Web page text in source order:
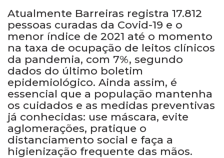
Atualmente Barreiras registra 17.812
pessoas curadas da Covid-19 e o
menor índice de 2021 até o momento
na taxa de ocupação de leitos clínicos
da pandemia, com 7%, segundo
dados do último boletim
epidemiológico. Ainda assim, é
essencial que a população mantenha
os cuidados e as medidas preventivas
já conhecidas: use máscara, evite
aglomerações, pratique o
distanciamento social e faça a
higienização frequente das mãos.